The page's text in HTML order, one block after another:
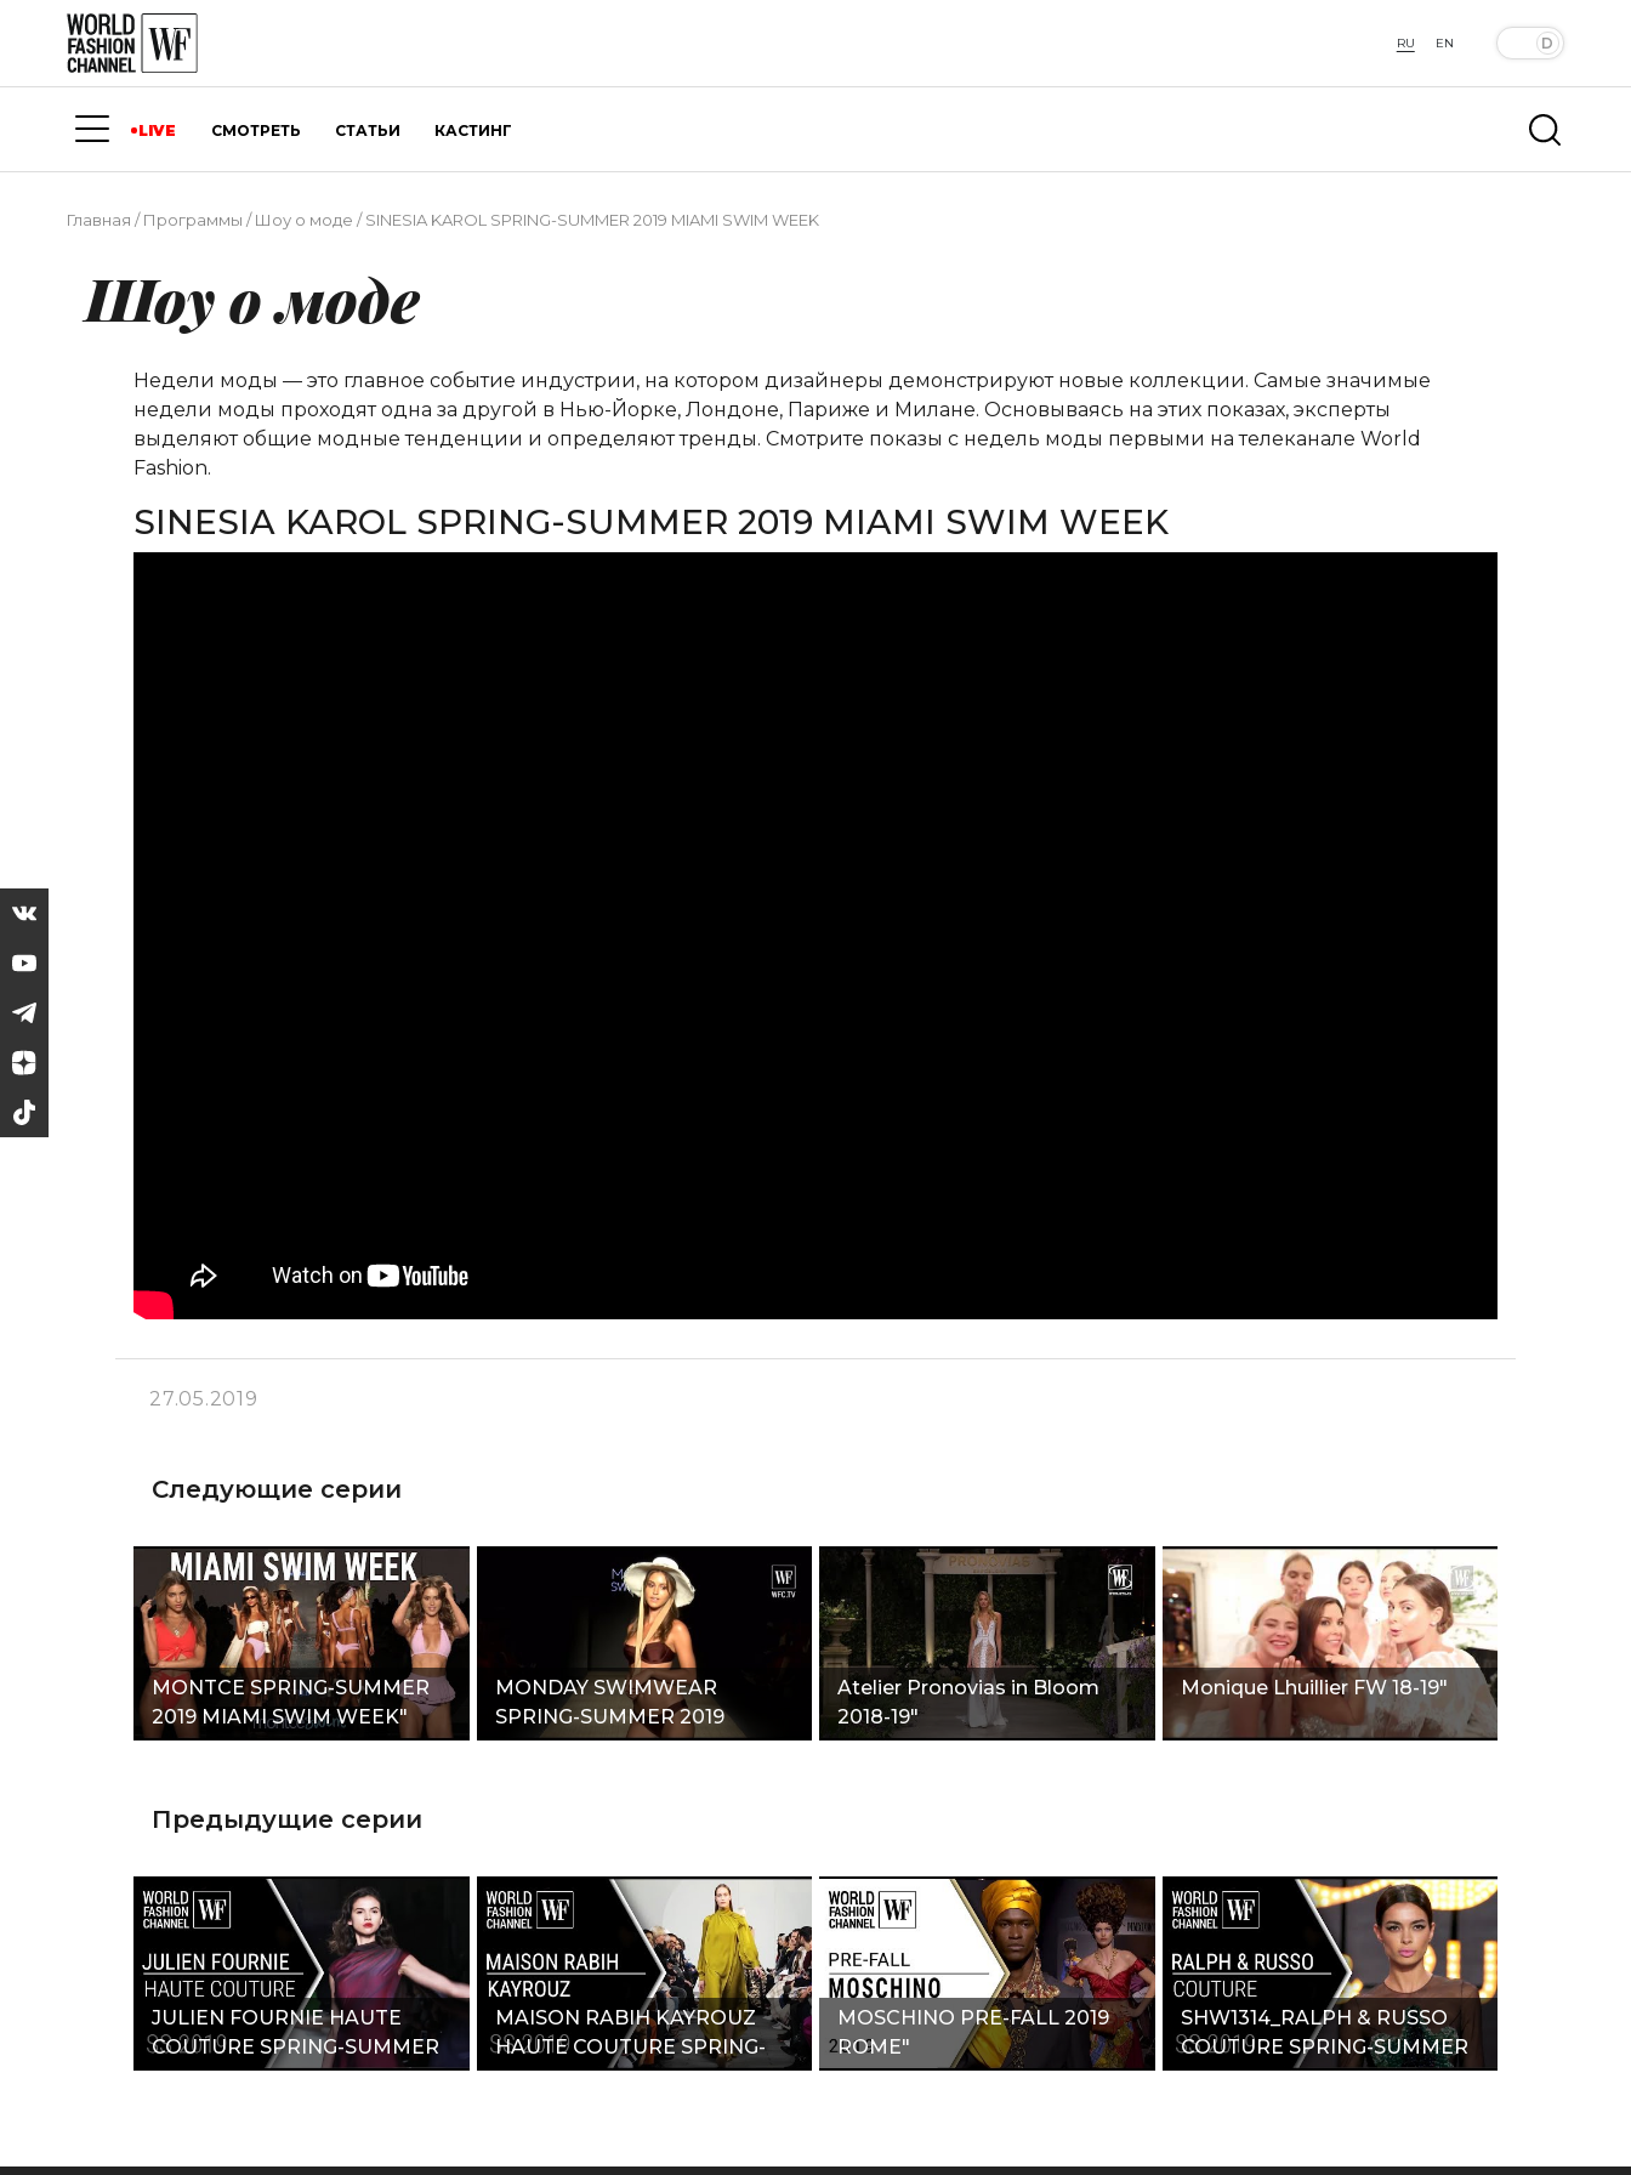
RU EN
LIVE СМОТРЕТЬ СТАТЬИ КАСТИНГ
Главная /Программы /Шоу о моде /SINESIA KAROL SPRING-SUMMER 2019 MIAMI SWIM WEEK
Шоу о моде
Недели моды — это главное событие индустрии, на котором дизайнеры демонстрируют новые коллекции. Самые значимые
недели моды проходят одна за другой в Нью-Йорке, Лондоне, Париже и Милане. Основываясь на этих показах, эксперты
выделяют общие модные тенденции и определяют тренды. Смотрите показы с недель моды первыми на телеканале World
Fashion.
SINESIA KAROL SPRING-SUMMER 2019 MIAMI SWIM WEEK
27.05.2019
Следующие серии
MONTCE SPRING-SUMMER
2019 MIAMI SWIM WEEK"
MONDAY SWIMWEAR
SPRING-SUMMER 2019
MIAMI SWIM WEEK"
Atelier Pronovias in Bloom
2018-19"
Monique Lhuillier FW 18-19"
Предыдущие серии
JULIEN FOURNIE HAUTE
COUTURE SPRING-SUMMER
2019"
MAISON RABIH KAYROUZ
HAUTE COUTURE SPRING-
SUMMER 2019"
MOSCHINO PRE-FALL 2019
ROME"
SHW1314_RALPH & RUSSO
COUTURE SPRING-SUMMER
2019"